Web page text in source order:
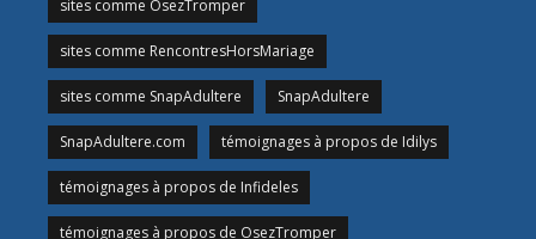
sites comme OsezTromper
sites comme RencontresHorsMariage
sites comme SnapAdultere SnapAdultere
SnapAdultere.com témoignages à propos de Idilys
témoignages à propos de Infideles
témoignages à propos de OsezTromper